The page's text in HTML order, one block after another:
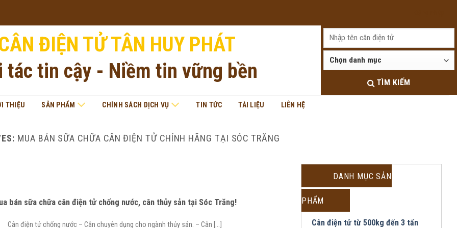
ĐIỆN TỬ TÂN HUY PHÁT
tác tin cậy - Niềm tin vững bền
TÌM KIẾM
THIỆU SẢN PHẨM CHÍNH SÁCH DỊCH VỤ TIN TỨC TÀI LIỆU LIÊN HỆ
MUA BÁN SỮA CHỮA CÂN ĐIỆN TỬ CHÍNH HÃNG TẠI SÓC TRĂNG
bán sữa chữa cân điện tử chống nước, cân thủy sản tại Sóc Trăng!
Cân điện tử chống nước – Cân chuyên dụng cho ngành thủy sản. – Cân [...]
DANH MỤC SẢN
PHẨM
Cân điện tử từ 500kg đến 3 tấn